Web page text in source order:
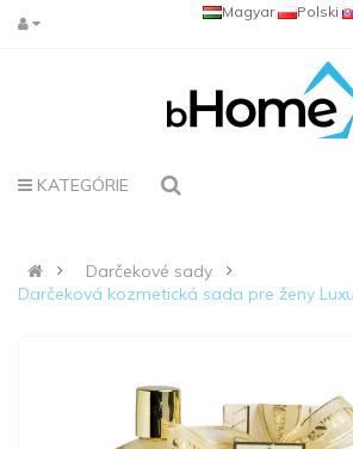
Polski
Magyar
KATEGÓRIE
Darčekové sady
Darčeková kozmetická sada pre ženy